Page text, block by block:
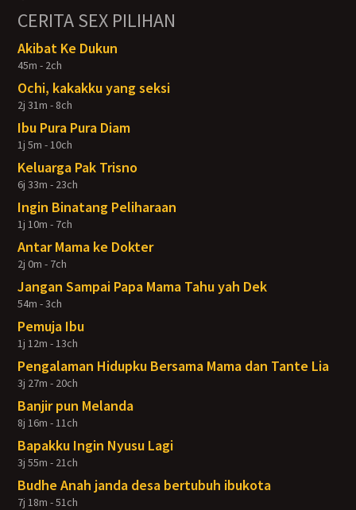
CERITA SEX PILIHAN
Akibat Ke Dukun
45m - 2ch
Ochi, kakakku yang seksi
2j 31m - 8ch
Ibu Pura Pura Diam
1j 5m - 10ch
Keluarga Pak Trisno
6j 33m - 23ch
Ingin Binatang Peliharaan
1j 10m - 7ch
Antar Mama ke Dokter
2j 0m - 7ch
Jangan Sampai Papa Mama Tahu yah Dek
54m - 3ch
Pemuja Ibu
1j 12m - 13ch
Pengalaman Hidupku Bersama Mama dan Tante Lia
3j 27m - 20ch
Banjir pun Melanda
8j 16m - 11ch
Bapakku Ingin Nyusu Lagi
3j 55m - 21ch
Budhe Anah janda desa bertubuh ibukota
7j 18m - 51ch